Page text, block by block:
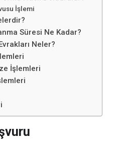
İşlemi
Süresi Ne Kadar?
Neler?
İşlemleri